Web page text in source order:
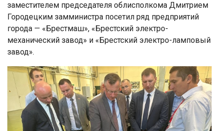
заместителем председателя облисполкома Дмитрием
Городецким замминистра посетил ряд предприятий
города — «Брестмаш», «Брестский электро-
механический завод» и «Брестский электро-ламповый
завод».